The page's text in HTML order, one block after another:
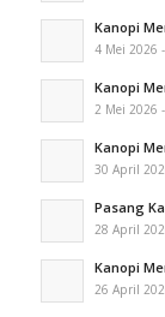
Kanopi
4 Mei 2026
Kanopi
2 Mei 2026
Kanopi
30 April
Pasang
28 April
Kanopi
26 April